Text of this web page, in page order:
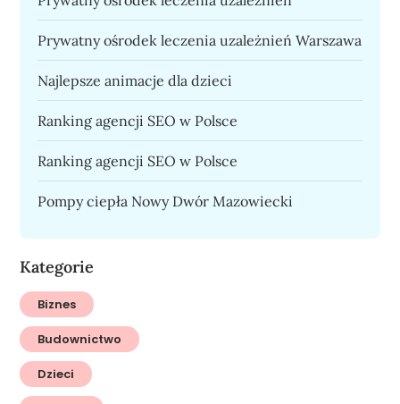
Prywatny ośrodek leczenia uzależnień Warszawa
Najlepsze animacje dla dzieci
Ranking agencji SEO w Polsce
Ranking agencji SEO w Polsce
Pompy ciepła Nowy Dwór Mazowiecki
Kategorie
Biznes
Budownictwo
Dzieci